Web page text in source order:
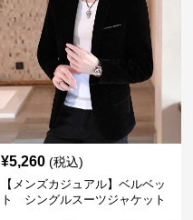
¥5,260 (税込)
【メンズカジュアル】ベルベッ
ト シングルスーツジャケット